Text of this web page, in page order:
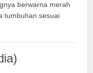
berwarna merah
tumbuhan sesuai